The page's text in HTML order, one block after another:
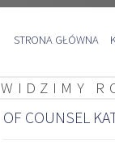
Przejdź
STRONA GŁÓWNA
WIDZIMY
OF COUNSEL